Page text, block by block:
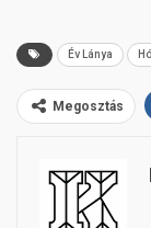
Év Lánya
Megosztás